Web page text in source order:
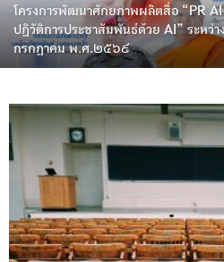
โครงการพัฒนาศักยภาพผลิตสื่อ “PR
ปฏิวัติการประชาสัมพันธ์ด้วย AI” ระห
กรกฎาคม พ.ศ.๒๕๖๙